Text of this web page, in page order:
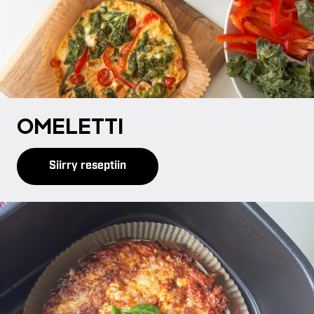
OME­LET­TI
Siirry reseptiin